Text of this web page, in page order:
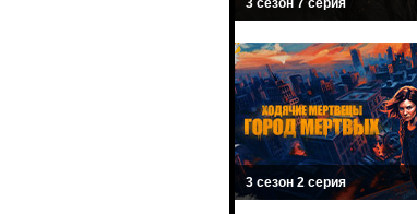
3 сезон 7 серия
3 сезон 2 серия